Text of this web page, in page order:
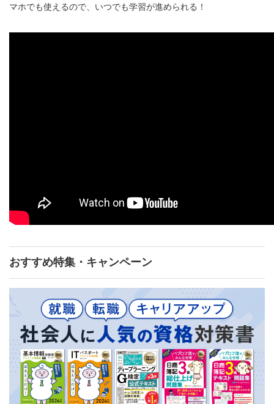
マホでも使えるので、いつでも学習が進められる！
おすすめ特集・キャンペーン